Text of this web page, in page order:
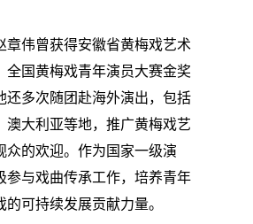
章伟曾获得安徽省黄梅戏艺术
全国黄梅戏青年演员大赛金奖
还多次随团赴海外演出，包括
澳大利亚等地，推广黄梅戏艺
众的欢迎。作为国家一级演
参与戏曲传承工作，培养青年
可持续发展贡献力量。